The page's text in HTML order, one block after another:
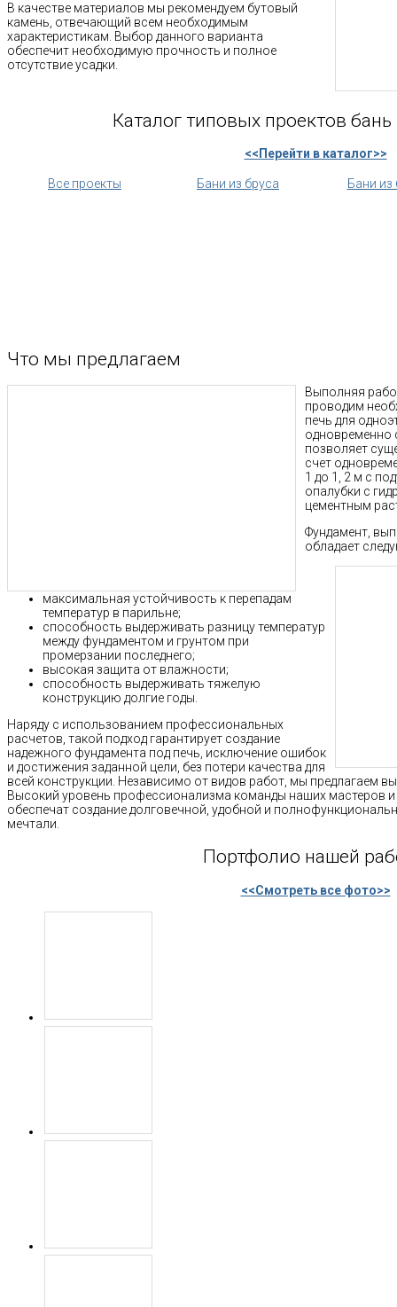
В качестве материалов мы рекомендуем бутовый
камень, отвечающий всем необходимым
характеристикам. Выбор данного варианта
обеспечит необходимую прочность и полное
отсутствие усадки.
Каталог типовых проектов
<<Перейти в каталог>>
Все проекты Бани из бруса Бани из
Что мы предлагаем
Выполняя
проводим
печь для
одновременно
позволяет
счет
1 до 1, 2 м с
опалубки с
цементным
Фундамент,
обладает
максимальная устойчивость к перепадам
температур в парильне;
способность выдерживать разницу температур
между фундаментом и грунтом при
промерзании последнего;
высокая защита от влажности;
способность выдерживать тяжелую
конструкцию долгие годы.
Наряду с использованием профессиональных
расчетов, такой подход гарантирует создание
надежного фундамента под печь, исключение ошибок
и достижения заданной цели, без потери качества для
всей конструкции. Независимо от видов работ, мы предлагаем
Высокий уровень профессионализма команды наших мастеров и
обеспечат создание долговечной, удобной и
мечтали.
Портфолио нашей
<<Смотреть все фото>>